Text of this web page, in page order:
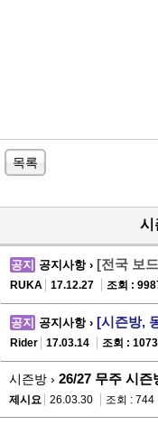
목록
시
공지 공지사항 › [전국 보
RUKA
17.12.27 조회 :
공지 공지사항 › [시즌방,
Rider
17.03.14 조회 :
시즌방 › 26/27 무주 시즌
제시요 26.03.30 조회 : 744